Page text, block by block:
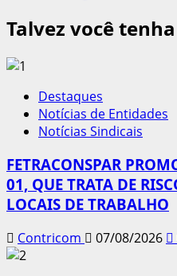
Talvez você
Destaques
Notícias de Entidades
Notícias Sindicais
FETRACONSPAR
01, QUE TRATA DE
LOCAIS DE TRABALHO
Contricom 07/08/2026